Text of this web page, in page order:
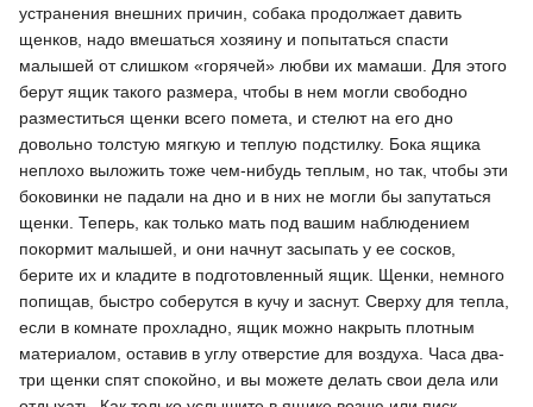
устранения внешних причин, собака продолжает давить
щенков, надо вмешаться хозяину и попытаться спасти
малышей от слишком «горячей» любви их мамаши. Для этого
берут ящик такого размера, чтобы в нем могли свободно
разместиться щенки всего помета, и стелют на его дно
довольно толстую мягкую и теплую подстилку. Бока ящика
неплохо выложить тоже чем-нибудь теплым, но так, чтобы эти
боковинки не падали на дно и в них не могли бы запутаться
щенки. Теперь, как только мать под вашим наблюдением
покормит малышей, и они начнут засыпать у ее сосков,
берите их и кладите в подготовленный ящик. Щенки, немного
попищав, быстро соберутся в кучу и заснут. Сверху для тепла,
если в комнате прохладно, ящик можно накрыть плотным
материалом, оставив в углу отверстие для воздуха. Часа два-
три щенки спят спокойно, и вы можете делать свои дела или